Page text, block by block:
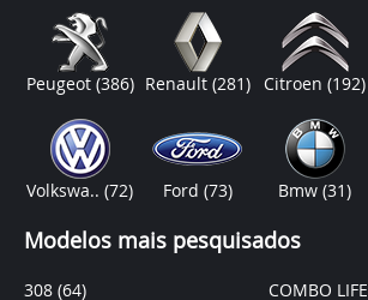
Peugeot (386) Renault (281) Citroen(192)
Volkswa..(72) Ford (73) Bmw(31)
Modelos mais pesquisados
308 (64) COMBO LIFE